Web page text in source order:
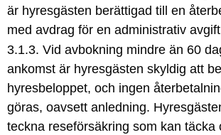
är hyresgästen berättigad till en
med avdrag för en administrativ
3.1.3. Vid avbokning mindre än 60
ankomst är hyresgästen skyldig att
hyresbeloppet, och ingen
göras, oavsett anledning.
teckna reseförsäkring som kan täcka